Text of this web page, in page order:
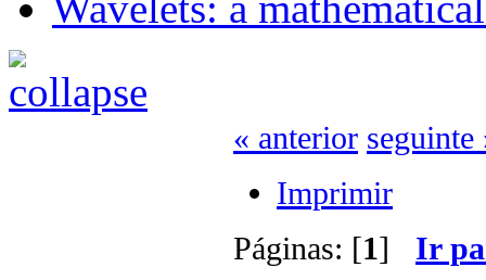
« anterior seguinte
Imprimir
Páginas: [1] Ir